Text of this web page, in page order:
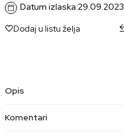
Datum izlaska:29.09.2023
Dodaj u listu želja
Opis
Komentari